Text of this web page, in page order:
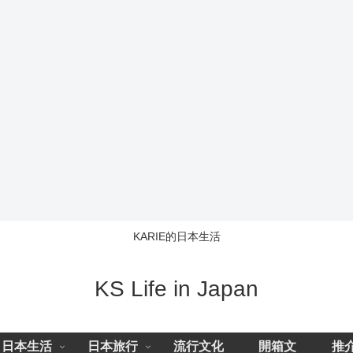
KARIE的日本生活
KS Life in Japan
日本生活 日本旅行 流行文化 開箱文 推